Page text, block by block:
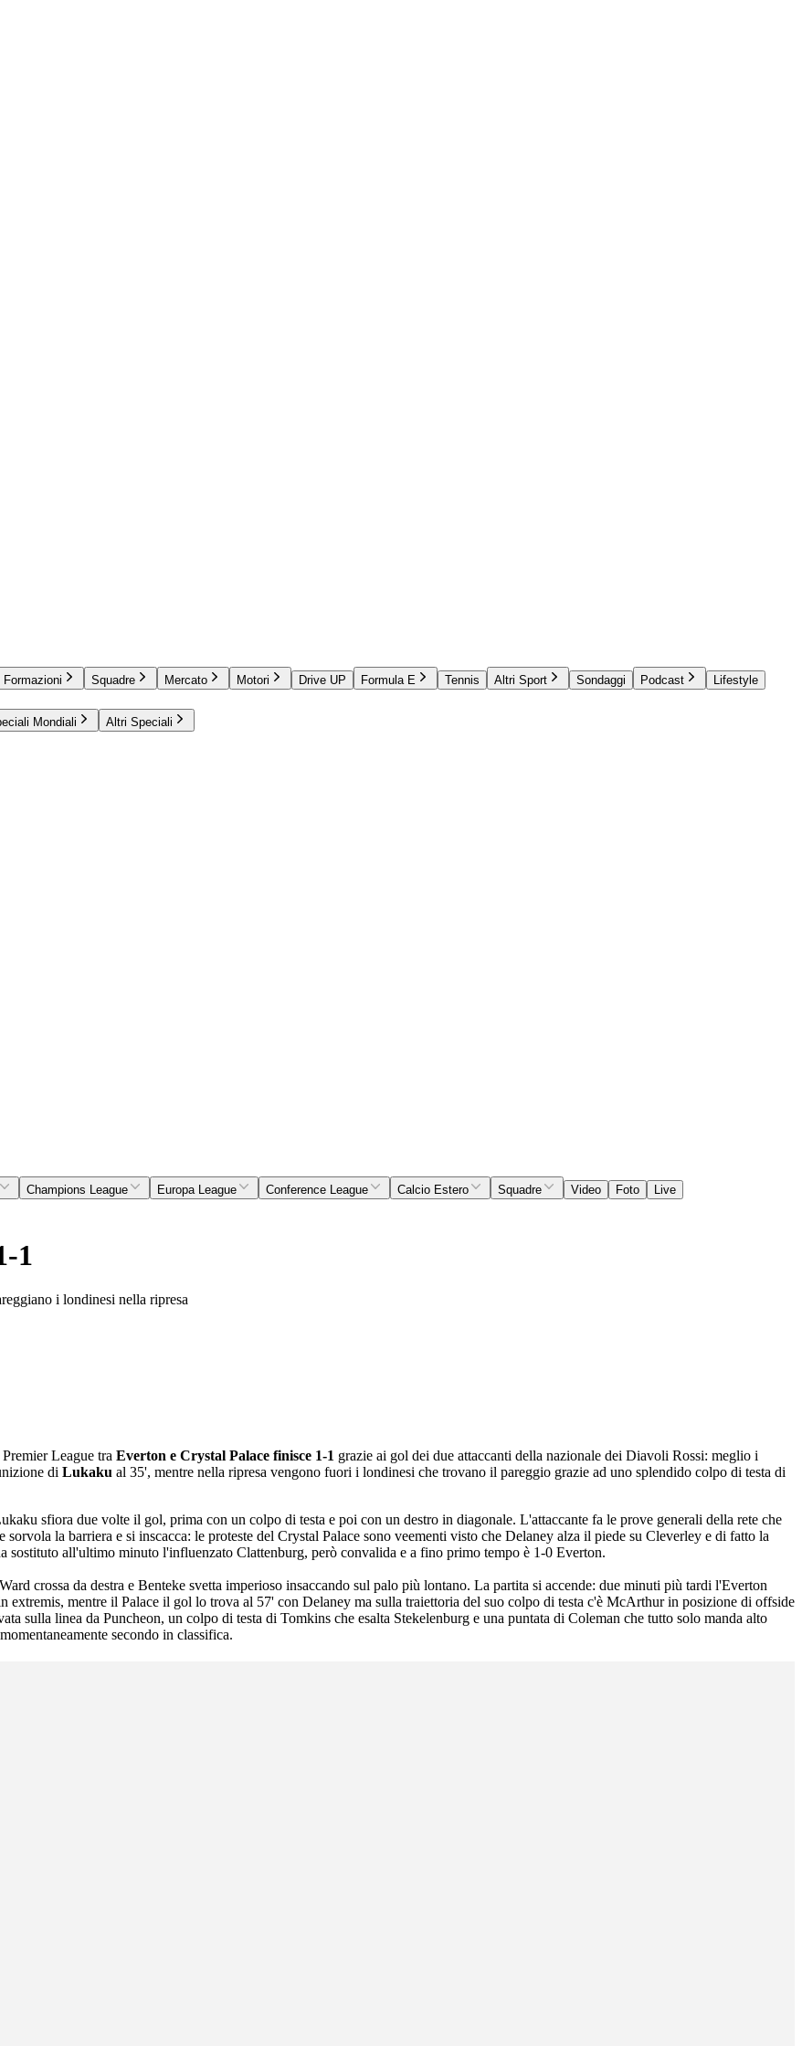
Formazioni Squadre Mercato Motori Drive UP Formula E Tennis Altri Sport Sondaggi Podcast
Lifestyle
Mondiali Altri Speciali
Champions League Europa League Conference League Calcio Estero Squadre Video Foto
Live
1
i londinesi nella ripresa
League tra Everton e Crystal Palace finisce 1-1 grazie ai gol dei due attaccanti della nazionale dei Diavoli Rossi: meglio i
di Lukaku al 35', mentre nella ripresa vengono fuori i londinesi che trovano il pareggio grazie ad uno splendido colpo di testa di
sfiora due volte il gol, prima con un colpo di testa e poi con un destro in diagonale. L'attaccante fa le prove generali della rete che
la barriera e si inscacca: le proteste del Crystal Palace sono veementi visto che Delaney alza il piede su Cleverley e di fatto la
sostituto all'ultimo minuto l'influenzato Clattenburg, però convalida e a fino primo tempo è 1-0 Everton.
crossa da destra e Benteke svetta imperioso insaccando sul palo più lontano. La partita si accende: due minuti più tardi l'Everton
extremis, mentre il Palace il gol lo trova al 57' con Delaney ma sulla traiettoria del suo colpo di testa c'è McArthur in posizione di offside
sulla linea da Puncheon, un colpo di testa di Tomkins che esalta Stekelenburg e una puntata di Coleman che tutto solo manda alto
secondo in classifica.